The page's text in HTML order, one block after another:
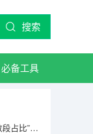
搜索
必备工具
历史类考生在本科线以上的“分数段占比”下降速率